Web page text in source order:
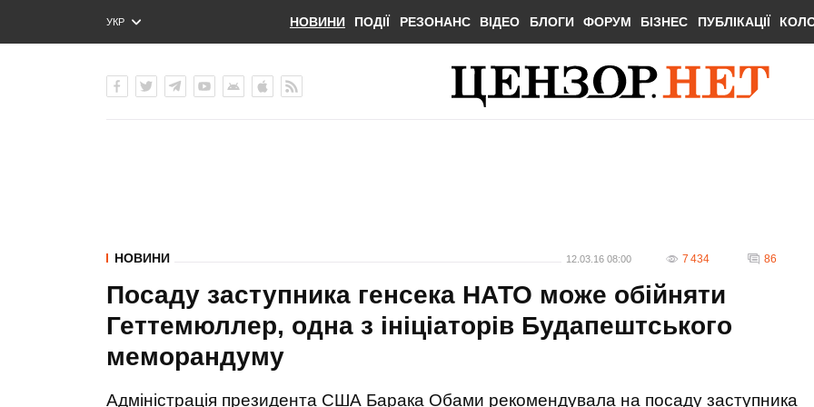
УКР
ENG
НОВИНИ ПОДІЇ РЕЗОНАНС ВІДЕО БЛОГИ ФОРУМ БІЗНЕС ПУБЛІКАЦІЇ
НОВИНИ 12.03.16 08:00 7 434 86
Посаду заступника генсека НАТО може обійняти
Геттемюллер, одна з ініціаторів Будапештського
меморандуму
Адміністрація президента США Барака Обами рекомендувала на посаду заступника